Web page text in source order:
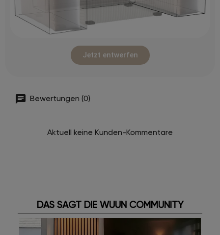
Jetzt entwerfen
Bewertungen (0)
Aktuell keine Kunden-Kommentare
DAS SAGT DIE WUUN COMMUNITY